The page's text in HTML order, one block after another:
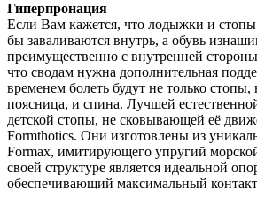
Гиперпронация
Если Вам кажется, что лодыжки и
бы заваливаются внутрь, а обувь
преимущественно с внутренней
что сводам нужна дополнительная
временем болеть будут не только
поясница, и спина. Лучшей
детской стопы, не сковывающей её
Formthotics. Они изготовлены из
Formax, имитирующего упругий
своей структуре является идеальной
обеспечивающий максимальный